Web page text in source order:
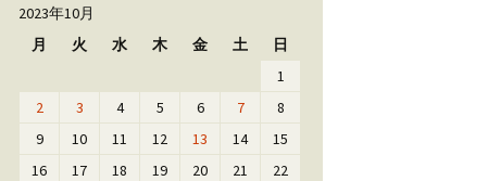
2023年10月
月
火 水 木 金 土 日
1
2
3 4 5 6 7
8
9
10 11 12 13 14
15
16
17 18 19 20 21
22